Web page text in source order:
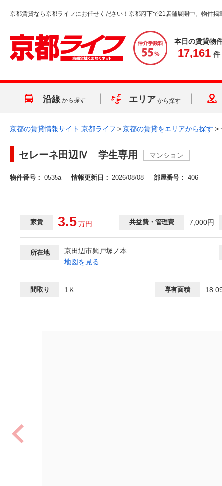
京都賃貸なら京都ライフにお任せください！京都府下で21店舗展開中。物件掲
本日の賃貸物
17,161 件
沿線 から探す エリア から探す
京都の賃貸情報サイト 京都ライフ >京都の賃貸をエリアから探す >
セレーネ田辺Ⅳ 学生専用 マンション
物件番号： 0535a 情報更新日： 2026/08/08 部屋番号： 406
家賃 3.5万円 共益費・管理費 7,000円
所在地
京田辺市興戸塚ノ本
地図を見る
間取り 1Ｋ 専有面積